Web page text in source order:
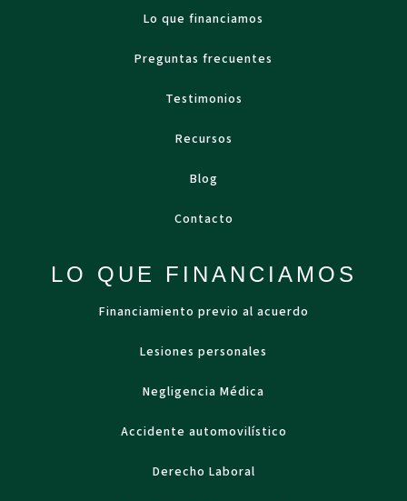
Lo que financiamos
Preguntas frecuentes
Testimonios
Recursos
Blog
Contacto
LO QUE FINANCIAMOS
Financiamiento previo al acuerdo
Lesiones personales
Negligencia Médica
Accidente automovilístico
Derecho Laboral